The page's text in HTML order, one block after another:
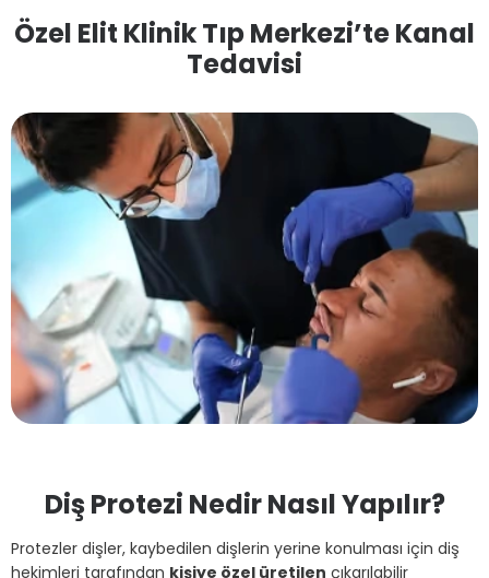
Özel Elit Klinik Tıp Merkezi’te Kanal
Tedavisi
Diş Protezi Nedir Nasıl Yapılır?
Protezler dişler, kaybedilen dişlerin yerine konulması için diş
hekimleri tarafından kişiye özel üretilen çıkarılabilir